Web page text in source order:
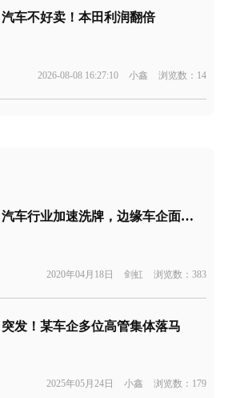
汽车不好卖！本田利润翻倍
2026-08-08 16:27:10 小鑫 浏览数：14
汽车行业加速洗牌，边缘车企面临淘汰出局
2020年04月18日 剑虹 浏览数：383
突发！某车企多位高管集体落马
2025年05月24日 小鑫 浏览数：179